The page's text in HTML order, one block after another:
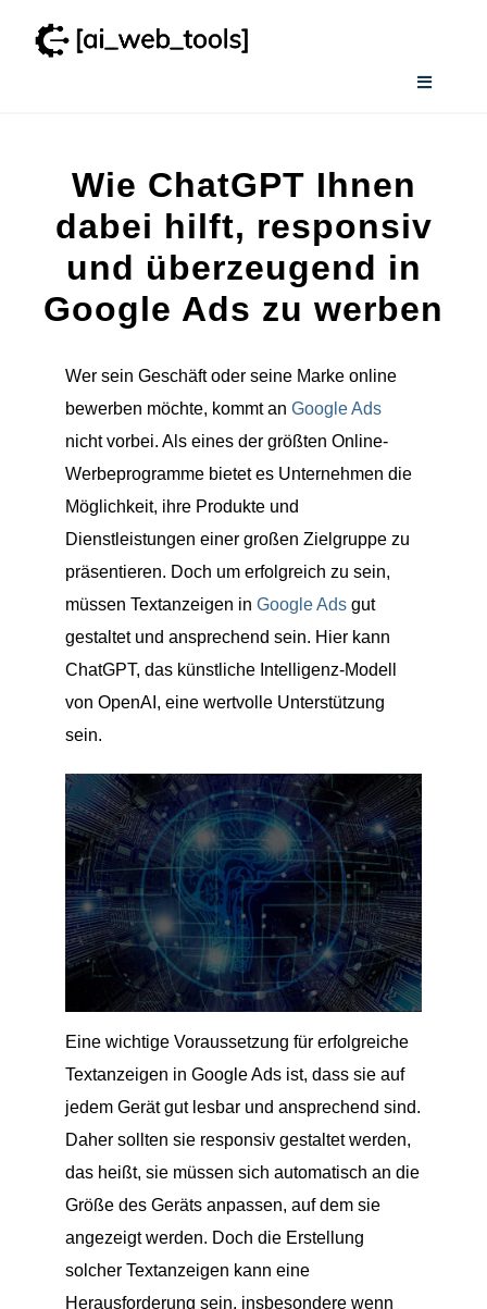
Inhalt
Toggle
Services
Wissenswertes
Wie ChatGPT Ihnen
dabei hilft, responsiv
und überzeugend in
Google Ads zu werben
Wer sein Geschäft oder seine Marke online
bewerben möchte, kommt an Google Ads
nicht vorbei. Als eines der größten Online-
Werbeprogramme bietet es Unternehmen die
Möglichkeit, ihre Produkte und
Dienstleistungen einer großen Zielgruppe zu
präsentieren. Doch um erfolgreich zu sein,
müssen Textanzeigen in Google Adsgut
gestaltet und ansprechend sein. Hier kann
ChatGPT, das künstliche Intelligenz-Modell
von OpenAI, eine wertvolle Unterstützung
sein.
Eine wichtige Voraussetzung für erfolgreiche
Textanzeigen in Google Ads ist, dass sie auf
jedem Gerät gut lesbar und ansprechend sind.
Daher sollten sie responsiv gestaltet werden,
das heißt, sie müssen sich automatisch an die
Größe des Geräts anpassen, auf dem sie
angezeigt werden. Doch die Erstellung
solcher Textanzeigen kann eine
Herausforderung sein, insbesondere wenn